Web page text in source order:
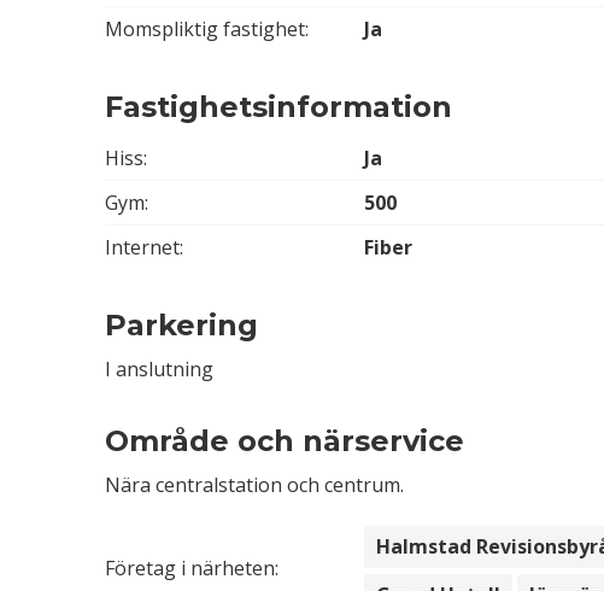
Momspliktig fastighet:
Ja
Fastighetsinformation
Hiss:
Ja
Gym:
500
Internet:
Fiber
Parkering
I anslutning
Område och närservice
Nära centralstation och centrum.
Företag i närheten:
Halmstad